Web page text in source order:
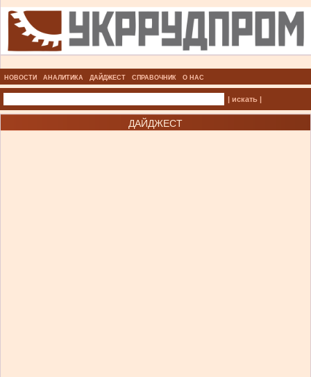
НОВОСТИ АНАЛИТИКА ДАЙДЖЕСТ СПРАВОЧНИК О НАС
| искать |
ДАЙДЖЕСТ